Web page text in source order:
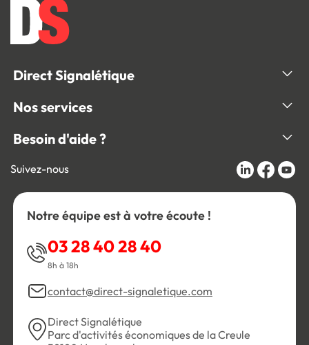
Direct Signalétique
Nos services
Besoin d'aide ?
Suivez-nous
Notre équipe est à votre écoute !
03 28 40 28 40
8h à 18h
contact@direct-signaletique.com
Direct Signalétique
Parc d'activités économiques de la Creule